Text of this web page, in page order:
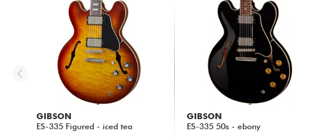
GIBSON
ES-335 Figured - iced tea
GIBSON
ES-335 50s - ebony